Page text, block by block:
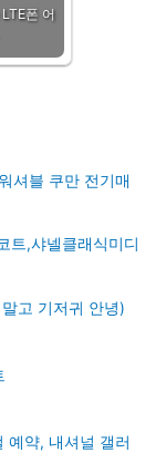
폰 어
셔블 쿠만 전기매
트,샤넬클래식미디
고 기저귀 안녕)
예약, 내셔널 갤러